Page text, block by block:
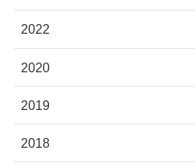
2022
2020
2019
2018